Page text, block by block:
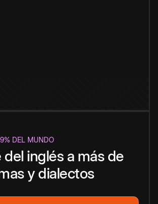
DEL MUNDO
inglés a más de
y dialectos